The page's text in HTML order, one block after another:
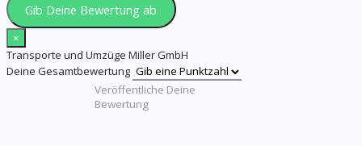
Gib Deine Bewertung ab
×
Transporte und Umzüge Miller GmbH
Deine Gesamtbewertung